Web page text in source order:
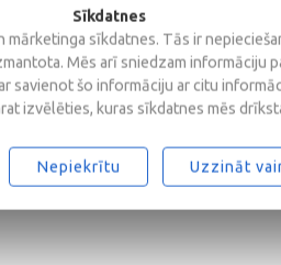
Sīkdatnes
sīkdatnes. Tās ir
Mēs arī sniedzam informāciju
savienot šo informāciju ar citu
izvēlēties, kuras sīkdatnes mēs
Nepiekrītu Uzzināt